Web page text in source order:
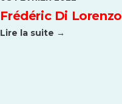
Frédéric Di Lorenzo
Lire la suite →